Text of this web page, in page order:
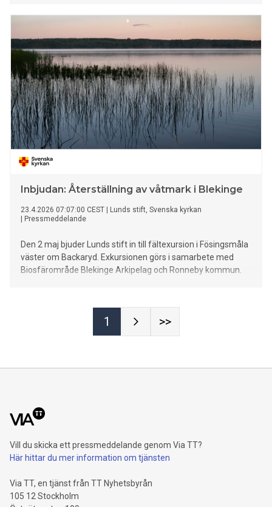
Inbjudan: Återställning av våtmark i Blekinge
23.4.2026 07:07:00 CEST
Lunds stift, Svenska kyrkan
Pressmeddelande
Den 2 maj bjuder Lunds stift in till fältexursion i Fösingsmåla
väster om Backaryd. Exkursionen görs i samarbete med
Biosfärområde Blekinge Arkipelag och Ronneby kommun.
1 >>
Vill du skicka ett pressmeddelande genom Via TT?
Här hittar du mer information om tjänsten
Via TT, en tjänst från TT Nyhetsbyrån
105 12 Stockholm